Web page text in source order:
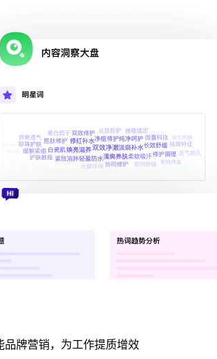
品牌营销，为工作提质增效